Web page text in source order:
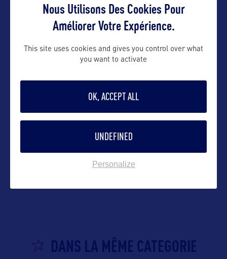
caslavkar@michigan.org
Suivre
DANS LA MÊME CATEGORIE
Nous Utilisons Des Cookies Pour
Améliorer Votre Expérience.
This site uses cookies and gives you control over what
you want to activate
OK, ACCEPT ALL
UNDEFINED
Personalize